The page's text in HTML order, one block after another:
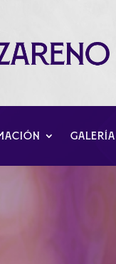
GALERÍA
Día